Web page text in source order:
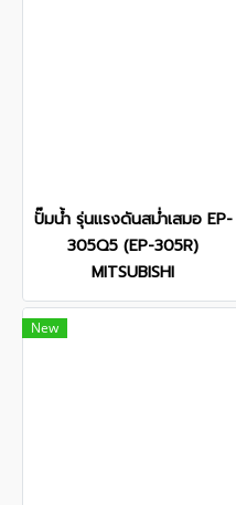
ปั๊มน้ำ รุ่นแรงดันสม่ำเสมอ EP-
305Q5 (EP-305R)
MITSUBISHI
New